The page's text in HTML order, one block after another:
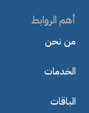
أهم الروابط
من نحن
الخدمات
الباقات